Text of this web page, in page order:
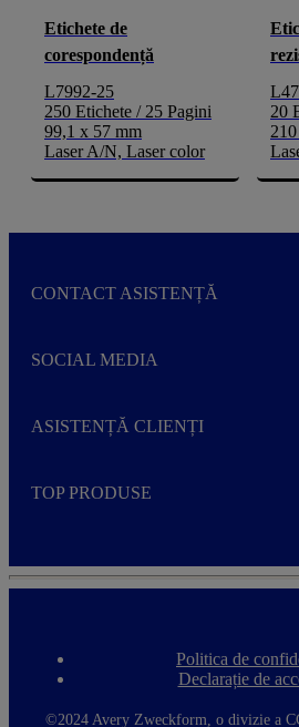
Etichete de
corespondență
L7992-25
250 Etichete / 25 Pagini
99,1 x 57 mm
Laser A/N, Laser color
20
CONTACT ASISTENȚĂ
SOCIAL MEDIA
ASISTENȚĂ CLIENȚI
TOP PRODUSE
F
o
t
Politica de
Declarație de
©2024 Avery Zweckform, o divizie a